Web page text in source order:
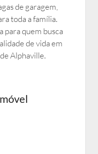
de garagem,
toda a família.
para quem busca
de vida em
Alphaville.